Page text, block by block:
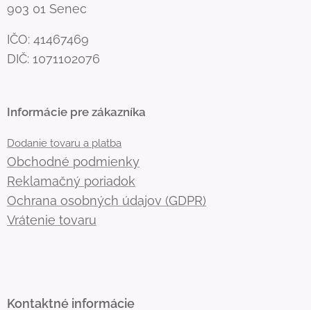
903 01 Senec
IČO: 41467469
DIČ: 1071102076
Informácie pre zákazníka
Dodanie tovaru a platba
Obchodné podmienky
Reklamačný poriadok
Ochrana osobných údajov (GDPR)
Vrátenie tovaru
Kontaktné informácie